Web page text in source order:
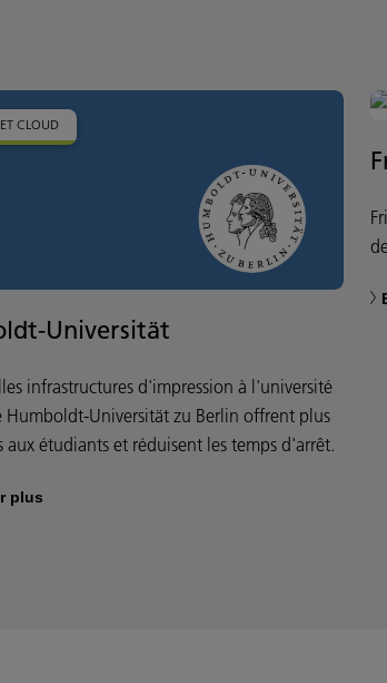
CLOUD
Universität
infrastructures d'impression à l'université
Humboldt-Universität zu Berlin offrent plus
aux étudiants et réduisent les temps d'arrêt.
plus